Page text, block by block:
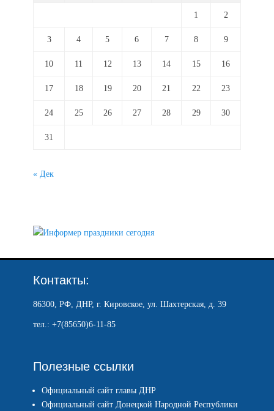
1 2
3 4 5 6 7 8 9
10 11 12 13 14 15 16
17 18 19 20 21 22 23
24 25 26 27 28 29 30
31
« Дек
Контакты:
86300, РФ, ДНР, г. Кировское, ул. Шахтерская, д. 39
тел.: +7(85650)6-11-85
Полезные ссылки
Официальный сайт главы ДНР
Официальный сайт Донецкой Народной Республики